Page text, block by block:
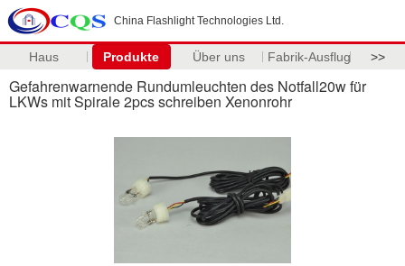
China Flashlight Technologies Ltd.
Haus Produkte Über uns Fabrik-Ausflug >>
Gefahrenwarnende Rundumleuchten des Notfall20w für
LKWs mit Spirale 2pcs schreiben Xenonrohr